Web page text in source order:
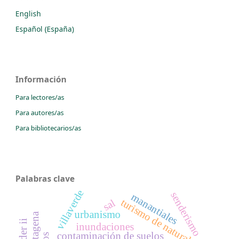
English
Español (España)
Información
Para lectores/as
Para autores/as
Para bibliotecarios/as
Palabras clave
turismo de naturaleza
contaminación de suelos
inundaciones senderismo
villaverdeurbanismo manantiales
sal